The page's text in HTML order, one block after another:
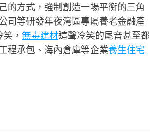
的方式，強制創造一場平衡的三角
司等研發年夜灣區專屬養老金融產
， 無毒建材這聲冷笑的尾音甚至都
程承包、海內倉庫等企業養生住宅